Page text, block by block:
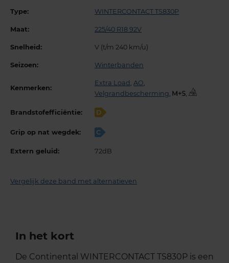
Type: WINTERCONTACT TS830P
Maat: 225/40 R18 92V
Snelheid: V (t/m 240 km/u)
Seizoen: Winterbanden
Kenmerken:
Extra Load AO
Velgrandbescherming
,
Brandstofefficiëntie: D
Grip op nat wegdek: C
Extern geluid: 72dB
Vergelijk deze band met alternatieven
In het kort
De Continental WINTERCONTACT TS830P is een